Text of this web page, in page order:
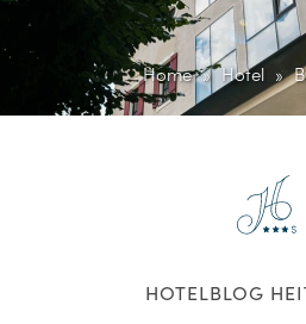
Home Hotel
HOTELBLOG